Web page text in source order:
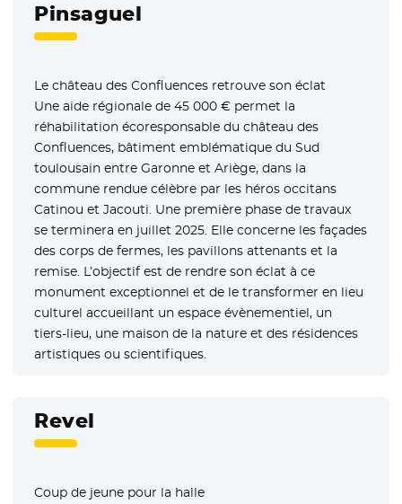
Pinsaguel
Le château des Confluences retrouve son éclat
Une aide régionale de 45 000 € permet la
réhabilitation écoresponsable du château des
Confluences, bâtiment emblématique du Sud
toulousain entre Garonne et Ariège, dans la
commune rendue célèbre par les héros occitans
Catinou et Jacouti. Une première phase de travaux
se terminera en juillet 2025. Elle concerne les façades
des corps de fermes, les pavillons attenants et la
remise. L’objectif est de rendre son éclat à ce
monument exceptionnel et de le transformer en lieu
culturel accueillant un espace évènementiel, un
tiers-lieu, une maison de la nature et des résidences
artistiques ou scientifiques.
Revel
Coup de jeune pour la halle